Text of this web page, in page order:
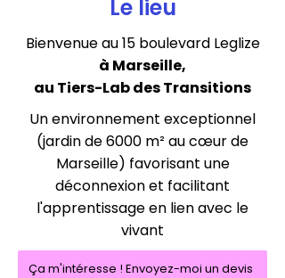
Le lieu
Bienvenue au 15 boulevard Leglize
à Marseille,
au Tiers-Lab des Transitions
Un environnement exceptionnel
(jardin de 6000 m² au cœur de
Marseille) favorisant une
déconnexion et facilitant
l'apprentissage en lien avec le
vivant
Ça m'intéresse ! Envoyez-moi un devis